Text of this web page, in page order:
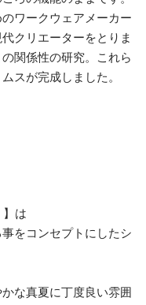
ワークウェアメーカー
クリエーターをとりま
関係性の研究。これら
スが完成しました。
】は
をコンセプトにしたシ
な真夏に丁度良い雰囲